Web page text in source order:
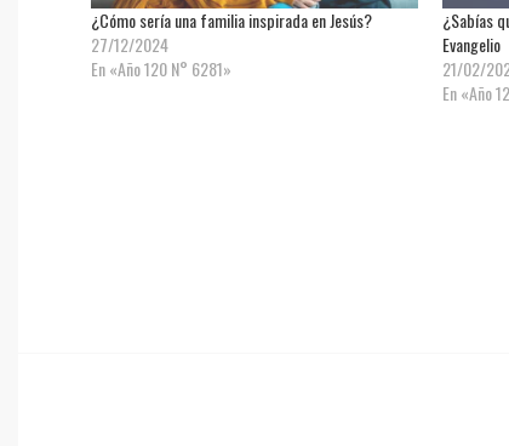
¿Cómo sería una familia inspirada en Jesús?
27/12/2024
En «Año 120 N° 6281»
¿Sabías
Evangelio
21/02/
En «Año